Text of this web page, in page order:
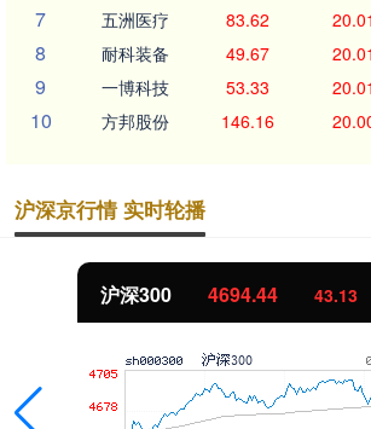
7 五洲医疗 83.62
8 耐科装备 49.67
9 一博科技 53.33
10 方邦股份 146.16
沪深京行情 实时轮播
沪深300 4694.44 43.13